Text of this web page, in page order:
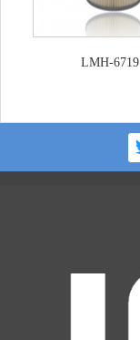
LMH-6719